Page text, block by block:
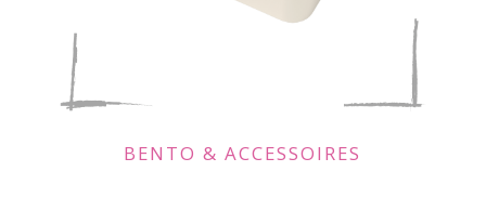
BENTO & ACCESSOIRES